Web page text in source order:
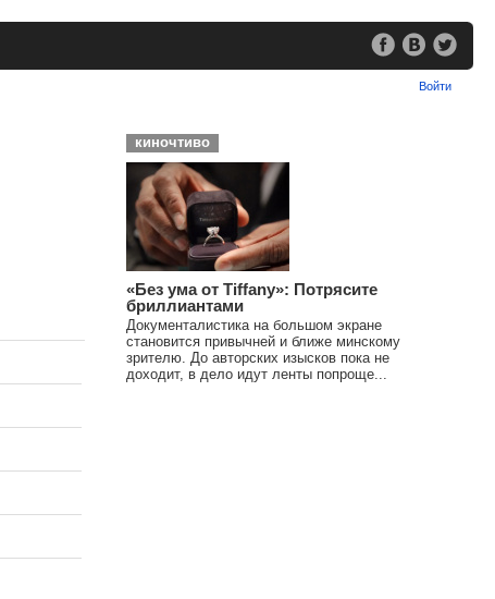
Войти
киночтиво
«Без ума от Tiffany»: Потрясите
бриллиантами
Документалистика на большом экране
становится привычней и ближе минскому
зрителю. До авторских изысков пока не
доходит, в дело идут ленты попроще...